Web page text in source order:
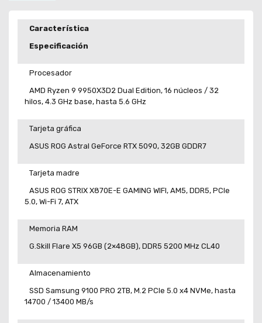
Característica
Especificación
Procesador
AMD Ryzen 9 9950X3D2 Dual Edition, 16 núcleos / 32
hilos, 4.3 GHz base, hasta 5.6 GHz
Tarjeta gráfica
ASUS ROG Astral GeForce RTX 5090, 32GB GDDR7
Tarjeta madre
ASUS ROG STRIX X870E-E GAMING WIFI, AM5, DDR5, PCIe
5.0, Wi-Fi 7, ATX
Memoria RAM
G.Skill Flare X5 96GB (2×48GB), DDR5 5200 MHz CL40
Almacenamiento
SSD Samsung 9100 PRO 2TB, M.2 PCIe 5.0 x4 NVMe, hasta
14700 / 13400 MB/s